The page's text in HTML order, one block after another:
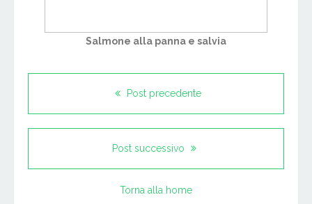
Salmone alla panna e salvia
Post precedente
Post successivo
Torna alla home